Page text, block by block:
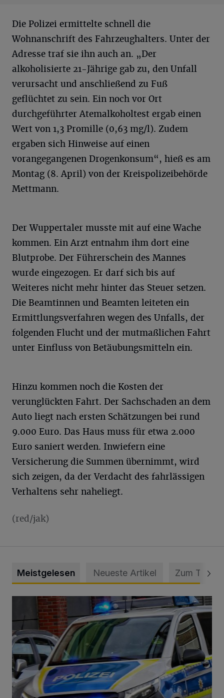
Die Polizei ermittelte schnell die
Wohnanschrift des Fahrzeughalters. Unter der
Adresse traf sie ihn auch an. „Der
alkoholisierte 21-Jährige gab zu, den Unfall
verursacht und anschließend zu Fuß
geflüchtet zu sein. Ein noch vor Ort
durchgeführter Atemalkoholtest ergab einen
Wert von 1,3 Promille (0,63 mg/l). Zudem
ergaben sich Hinweise auf einen
vorangegangenen Drogenkonsum“, hieß es am
Montag (8. April) von der Kreispolizeibehörde
Mettmann.
Der Wuppertaler musste mit auf eine Wache
kommen. Ein Arzt entnahm ihm dort eine
Blutprobe. Der Führerschein des Mannes
wurde eingezogen. Er darf sich bis auf
Weiteres nicht mehr hinter das Steuer setzen.
Die Beamtinnen und Beamten leiteten ein
Ermittlungsverfahren wegen des Unfalls, der
folgenden Flucht und der mutmaßlichen Fahrt
unter Einfluss von Betäubungsmitteln ein.
Hinzu kommen noch die Kosten der
verunglückten Fahrt. Der Sachschaden an dem
Auto liegt nach ersten Schätzungen bei rund
9.000 Euro. Das Haus muss für etwa 2.000
Euro saniert werden. Inwiefern eine
Versicherung die Summen übernimmt, wird
sich zeigen, da der Verdacht des fahrlässigen
Verhaltens sehr naheliegt.
(red/jak)
Meistgelesen Neueste Artikel Zum Thema
Mann beschädigt Autos in Parkhaus